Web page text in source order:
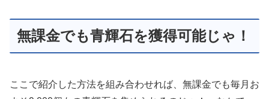
無課金でも青輝石を獲得可能じゃ！
ここで紹介した方法を組み合わせれば、無課金でも毎月お